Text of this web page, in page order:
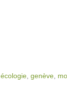
écologie genève